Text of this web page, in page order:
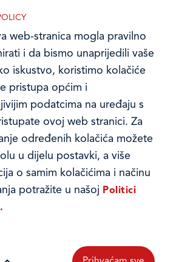
i Kolačići
Cookies
2026.
web-stranica mogla pravilno
i da bismo unaprijedili vaše
iskustvo, koristimo kolačiće
pristupa općim i
podatcima na uređaju s
ovoj web stranici. Za
određenih kolačića možete
u dijelu postavki, a više
o samim kolačićima i načinu
potražite u našoj Politici
KOLAČIĆE NA STRANICI
ili onemogućite web-
funkcionalnih i/ili
kolačića opisanih u nastavku:
kolačići
omogućuju osnovne
Bez ovih kolačića, web-
može pravilno funkcionirati,